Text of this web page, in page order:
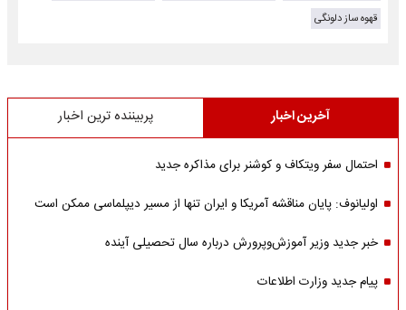
قهوه ساز دلونگی
آخرین اخبار پربیننده ترین اخبار
احتمال سفر ویتکاف و کوشنر برای مذاکره جدید
اولیانوف: پایان مناقشه آمریکا و ایران تنها از مسیر دیپلماسی ممکن است
خبر جدید وزیر آموزش‌وپرورش درباره سال تحصیلی آینده
پیام جدید وزارت اطلاعات